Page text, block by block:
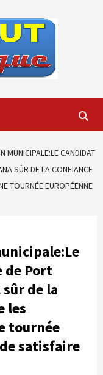
MUNICIPALE:LE CANDIDAT
SÛR DE LA CONFIANCE
TOURNÉE EUROPÉENNE
de Port
sûr de la
les
tournée
satisfaire